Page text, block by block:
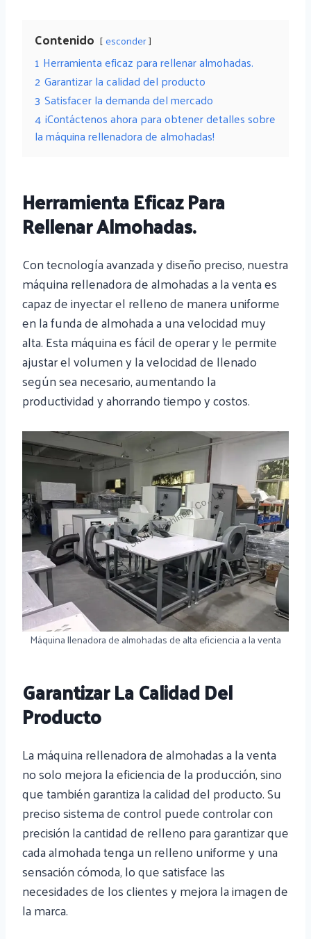
Contenido esconder
1 Herramienta eficaz para rellenar almohadas.
2 Garantizar la calidad del producto
3 Satisfacer la demanda del mercado
4 ¡Contáctenos ahora para obtener detalles sobre
la máquina rellenadora de almohadas!
Herramienta Eficaz Para
Rellenar Almohadas.
Con tecnología avanzada y diseño preciso, nuestra
máquina rellenadora de almohadas a la venta es
capaz de inyectar el relleno de manera uniforme
en la funda de almohada a una velocidad muy
alta. Esta máquina es fácil de operar y le permite
ajustar el volumen y la velocidad de llenado
según sea necesario, aumentando la
productividad y ahorrando tiempo y costos.
Máquina llenadora de almohadas de alta eficiencia a la venta
Garantizar La Calidad Del
Producto
La máquina rellenadora de almohadas a la venta
no solo mejora la eficiencia de la producción, sino
que también garantiza la calidad del producto. Su
preciso sistema de control puede controlar con
precisión la cantidad de relleno para garantizar que
cada almohada tenga un relleno uniforme y una
sensación cómoda, lo que satisface las
necesidades de los clientes y mejora la imagen de
la marca.